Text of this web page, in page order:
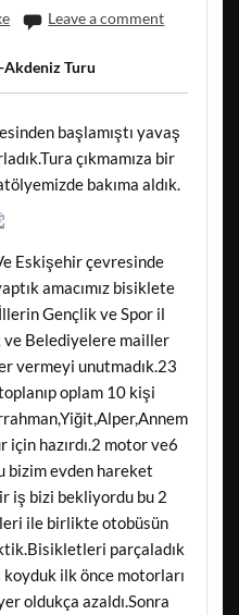
Leave a comment
Akdeniz Turu
başlamıştı yavaş
çıkmamıza bir
bakıma aldık.
Eskişehir çevresinde
amacımız bisiklete
Gençlik ve Spor il
Belediyelere mailler
vermeyi unutmadık.23
oplam 10 kişi
için hazırdı.2 motor ve6
bizim evden hareket
iş bizi bekliyordu bu 2
ile birlikte otobüsün
parçaladık
ilk önce motorları
oldukça azaldı.Sonra